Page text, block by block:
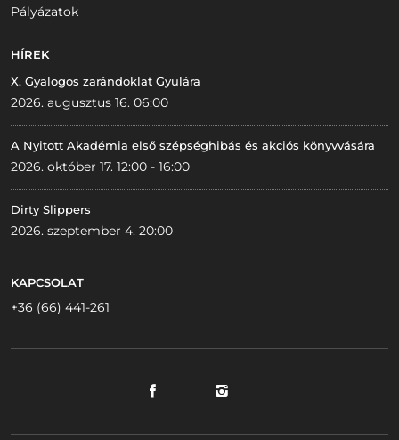
Pályázatok
HÍREK
X. Gyalogos zarándoklat Gyulára
2026. augusztus 16. 06:00
A Nyitott Akadémia első szépséghibás és akciós könyvvására
2026. október 17. 12:00 - 16:00
Dirty Slippers
2026. szeptember 4. 20:00
KAPCSOLAT
+36 (66) 441-261